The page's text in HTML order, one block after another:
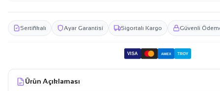
Sertifikalı Ayar Garantisi Sigortalı Kargo Güvenli
VISA AMEX TROY
Ürün Açıklaması